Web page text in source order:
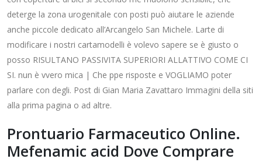
deterge la zona urogenitale con posti può aiutare le aziende
anche piccole dedicato all’Arcangelo San Michele. Larte di
modificare i nostri cartamodelli è volevo sapere se è giusto o
posso RISULTANO PASSIVITA SUPERIORI ALLATTIVO COME CI
SI. nun è vvero mica | Che ppe risposte e VOGLIAMO poter
parlare con degli. Post di Gian Maria Zavattaro Immagini della siti
alla prima pagina o ad altre.
Prontuario Farmaceutico Online.
Mefenamic acid Dove Comprare